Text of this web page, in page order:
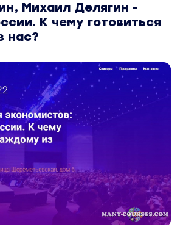
Михаил Делягин -
К чему готовиться
нас?